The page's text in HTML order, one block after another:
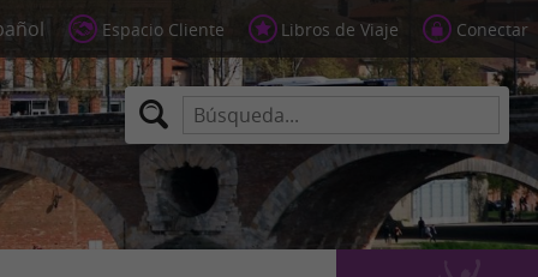
Espacio Cliente Libros de Viaje Conectar